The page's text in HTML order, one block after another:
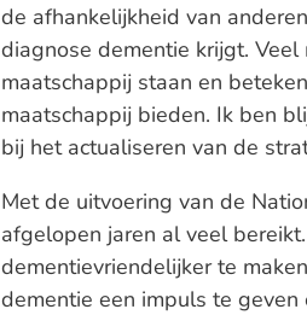
de afhankelijkheid van
diagnose dementie krijgt.
maatschappij staan en
maatschappij bieden. Ik ben
bij het actualiseren van de
Met de uitvoering van de
afgelopen jaren al veel
dementievriendelijker te
dementie een impuls te